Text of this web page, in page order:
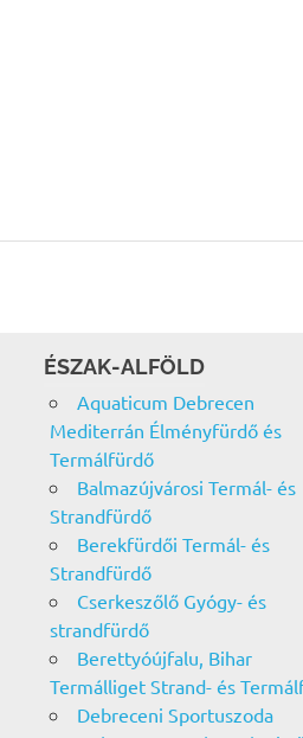
ÉSZAK-ALFÖLD
Aquaticum Debrecen
Mediterrán Élményfürdő és
Termálfürdő
Balmazújvárosi Termál- és
Strandfürdő
Berekfürdői Termál- és
Strandfürdő
Cserkeszőlő Gyógy- és
strandfürdő
Berettyóújfalu, Bihar
Termálliget Strand- és
Debreceni Sportuszoda